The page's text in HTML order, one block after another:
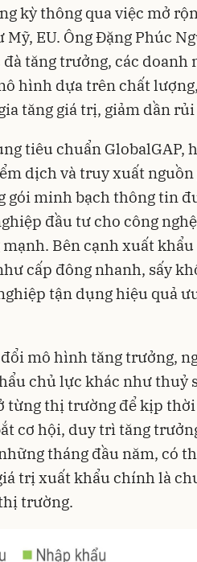
kỳ thông qua việc mở
EU. Ông Đặng Phúc
tăng trưởng, các doanh
hình dựa trên chất
tăng giá trị, giảm dần rủi
tiêu chuẩn GlobalGAP,
dịch và truy xuất nguồn
gói minh bạch thông tin
đầu tư cho công
Bên cạnh xuất
cấp đông nhanh, sấy
tận dụng hiệu quả
mô hình tăng trưởng,
chủ lực khác như thuỷ
từng thị trường để kịp
cơ hội, duy trì tăng
tháng đầu năm, có
trị xuất khẩu chính là
trường.